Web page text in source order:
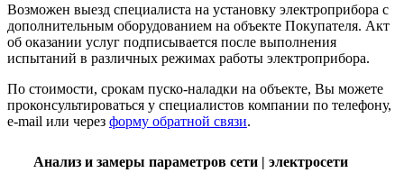
Возможен выезд специалиста на установку электроприбора с
дополнительным оборудованием на объекте Покупателя. Акт
об оказании услуг подписывается после выполнения
испытаний в различных режимах работы электроприбора.
По стоимости, срокам пуско-наладки на объекте, Вы можете
проконсультироваться у специалистов компании по телефону,
e-mail или через форму обратной связи.
Анализ и замеры параметров сети | электросети